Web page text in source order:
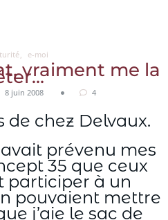
e-moi
vraiment me la
8 juin 2008 4
de chez Delvaux.
prévenu mes
35 que ceux
participer à un
pouvaient mettre
j’aie le sac de